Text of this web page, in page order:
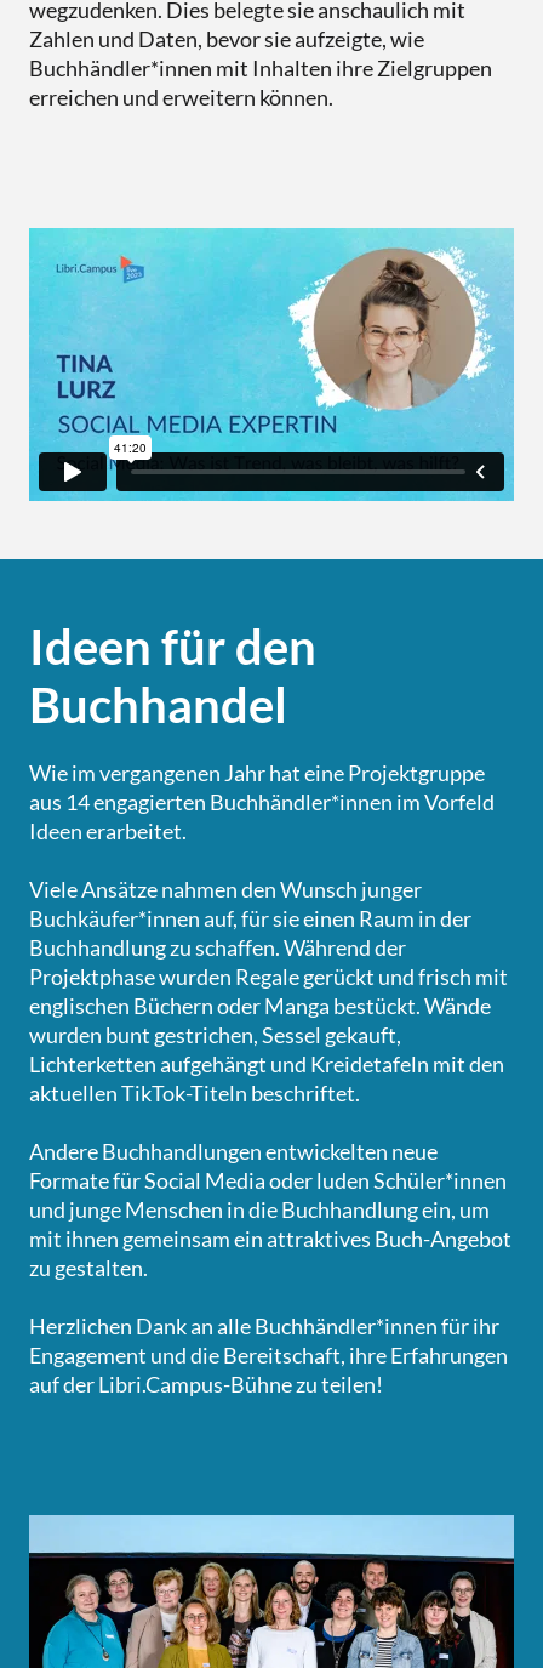
wegzudenken. Dies belegte sie anschaulich mit
Zahlen und Daten, bevor sie aufzeigte, wie
Buchhändler*innen mit Inhalten ihre Zielgruppen
erreichen und erweitern können.
Ideen für den
Buchhandel
Wie im vergangenen Jahr hat eine Projektgruppe
aus 14 engagierten Buchhändler*innen im Vorfeld
Ideen erarbeitet.
Viele Ansätze nahmen den Wunsch junger
Buchkäufer*innen auf, für sie einen Raum in der
Buchhandlung zu schaffen. Während der
Projektphase wurden Regale gerückt und frisch mit
englischen Büchern oder Manga bestückt. Wände
wurden bunt gestrichen, Sessel gekauft,
Lichterketten aufgehängt und Kreidetafeln mit den
aktuellen TikTok-Titeln beschriftet.
Andere Buchhandlungen entwickelten neue
Formate für Social Media oder luden Schüler*innen
und junge Menschen in die Buchhandlung ein, um
mit ihnen gemeinsam ein attraktives Buch-Angebot
zu gestalten.
Herzlichen Dank an alle Buchhändler*innen für ihr
Engagement und die Bereitschaft, ihre Erfahrungen
auf der Libri.Campus-Bühne zu teilen!